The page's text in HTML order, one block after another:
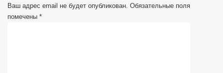
Ваш адрес email не будет опубликован. Обязательные поля
помечены *